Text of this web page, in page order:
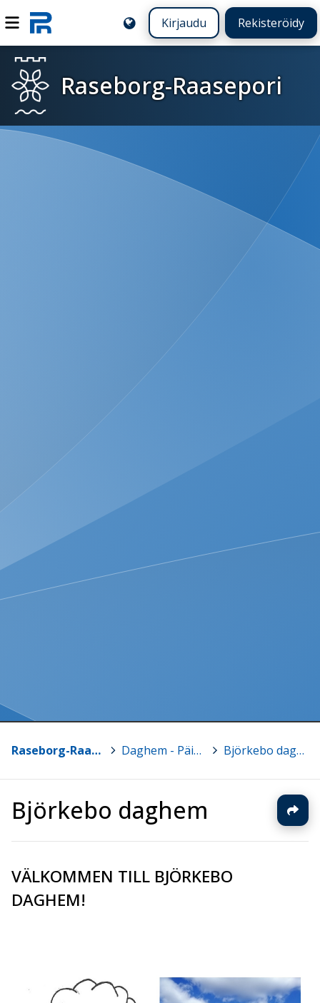
Kirjaudu Rekisteröidy
Raseborg-Raasepori
Raseborg-Raasepori > Daghem - Päiväkoti > Björkebo daghem
Björkebo daghem
VÄLKOMMEN TILL BJÖRKEBO
DAGHEM!